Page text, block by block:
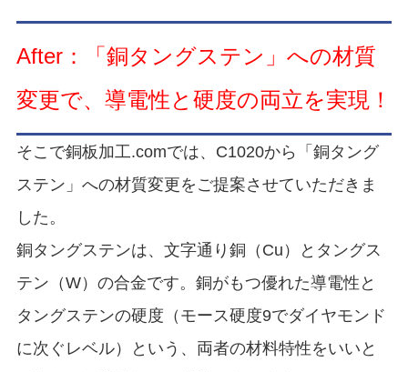
After：「銅タングステン」への材質
変更で、導電性と硬度の両立を実現！
そこで銅板加工.comでは、C1020から「銅タング
ステン」への材質変更をご提案させていただきま
した。
銅タングステンは、文字通り銅（Cu）とタングス
テン（W）の合金です。銅がもつ優れた導電性と
タングステンの硬度（モース硬度9でダイヤモンド
に次ぐレベル）という、両者の材料特性をいいと